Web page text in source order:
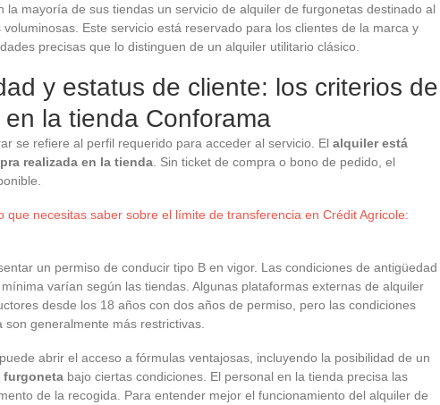
la mayoría de sus tiendas un servicio de alquiler de furgonetas destinado al
Este servicio está reservado para los clientes de la marca y
precisas que lo distinguen de un alquiler utilitario clásico.
y estatus de cliente: los criterios de
la tienda Conforama
se refiere al perfil requerido para acceder al servicio. El alquiler está
realizada en la tienda . Sin ticket de compra o bono de pedido, el
que necesitas saber sobre el límite de transferencia en Crédit Agricole:
un permiso de conducir tipo B en vigor. Las condiciones de antigüedad
varían según las tiendas. Algunas plataformas externas de alquiler
desde los 18 años con dos años de permiso, pero las condiciones
generalmente más restrictivas.
abrir el acceso a fórmulas ventajosas, incluyendo la posibilidad de un
furgoneta bajo ciertas condiciones. El personal en la tienda precisa las
de la recogida. Para entender mejor el funcionamiento del alquiler de